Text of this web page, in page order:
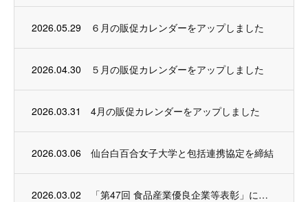
2026.05.29 ６月の販促カレンダーをアップしました
2026.04.30 ５月の販促カレンダーをアップしました
2026.03.31 4月の販促カレンダーをアップしました
2026.03.06 仙台白百合女子大学と包括連携協定を締結
2026.03.02 「第47回 食品産業優良企業等表彰」にて農林水産大臣賞を受賞いたしました